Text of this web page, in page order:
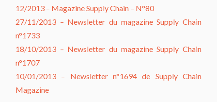
12/2013 – Magazine Supply Chain – N°80
27/11/2013 – Newsletter du magazine Supply Chain
n°1733
18/10/2013 – Newsletter du magazine Supply Chain
n°1707
10/01/2013 – Newsletter n°1694 de Supply Chain
Magazine